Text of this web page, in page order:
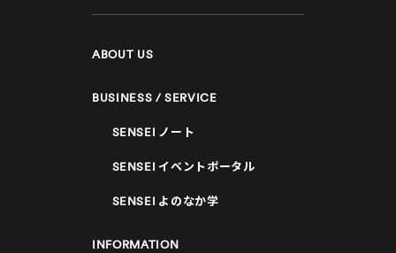
ABOUT US
BUSINESS / SERVICE
SENSEI ノート
SENSEI イベントポータル
SENSEI よのなか学
INFORMATION